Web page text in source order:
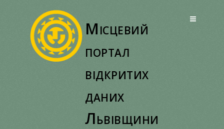
Місцевий
портал
відкритих
даних
Львівщини